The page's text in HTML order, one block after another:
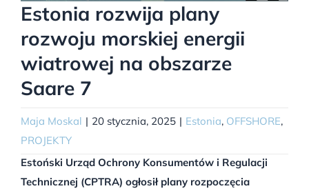
Estonia rozwija plany
rozwoju morskiej energii
wiatrowej na obszarze
Saare 7
Maja Moskal | 20 stycznia, 2025 | Estonia, OFFSHORE,
PROJEKTY
Estoński Urząd Ochrony Konsumentów i Regulacji
Technicznej (CPTRA) ogłosił plany rozpoczęcia